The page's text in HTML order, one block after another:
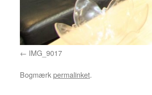
IMG_9017
Bogmærkpermalinket.